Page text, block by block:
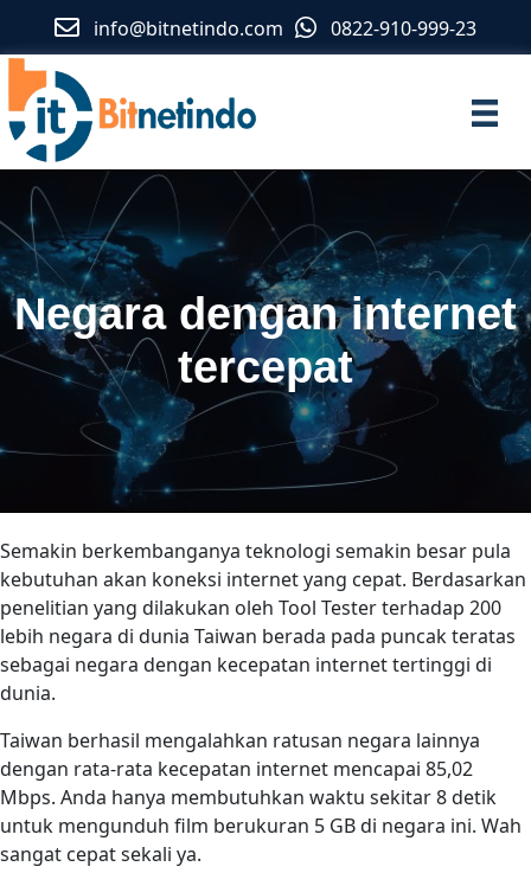
info@bitnetindo.com 0822-910-999-23
Negara dengan internet
tercepat
Semakin berkembanganya teknologi semakin besar pula
kebutuhan akan koneksi internet yang cepat. Berdasarkan
penelitian yang dilakukan oleh Tool Tester terhadap 200
lebih negara di dunia Taiwan berada pada puncak teratas
sebagai negara dengan kecepatan internet tertinggi di
dunia.
Taiwan berhasil mengalahkan ratusan negara lainnya
dengan rata-rata kecepatan internet mencapai 85,02
Mbps. Anda hanya membutuhkan waktu sekitar 8 detik
untuk mengunduh film berukuran 5 GB di negara ini. Wah
sangat cepat sekali ya.